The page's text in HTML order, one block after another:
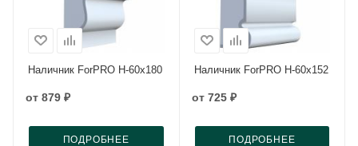
Наличник ForPRO Н-60x180
от 879 ₽
ПОДРОБНЕЕ
Наличник ForPRO Н-60x152
от 725 ₽
ПОДРОБНЕЕ